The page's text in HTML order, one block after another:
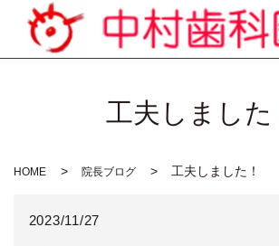
工夫しました
HOME 院長ブログ 工夫しました！
2023/11/27